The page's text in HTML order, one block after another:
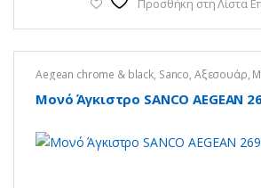
Προσθήκη στη Λίστα
Aegean chrome & black, Sanco, Αξεσουάρ,
Μονό Άγκιστρο SANCO AEGEAN